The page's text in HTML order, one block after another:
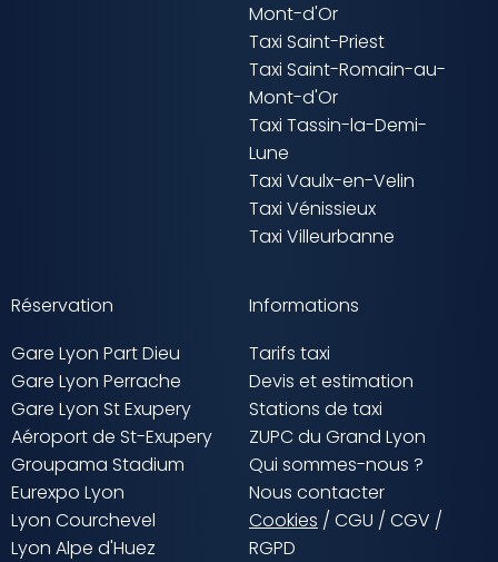
Mont-d'Or
Taxi Saint-Priest
Taxi Saint-Romain-au-
Mont-d'Or
Taxi Tassin-la-Demi-
Lune
Taxi Vaulx-en-Velin
Taxi Vénissieux
Taxi Villeurbanne
Réservation
Gare Lyon Part Dieu
Gare Lyon Perrache
Gare Lyon St Exupery
Aéroport de St-Exupery
Groupama Stadium
Eurexpo Lyon
Lyon Courchevel
Lyon Alpe d'Huez
Informations
Tarifs taxi
Devis et estimation
Stations de taxi
ZUPC du Grand Lyon
Qui sommes-nous ?
Nous contacter
Cookies / CGU / CGV /
RGPD